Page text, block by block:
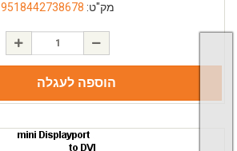
מק"ט: 9518442738678
הוספה לעגלה